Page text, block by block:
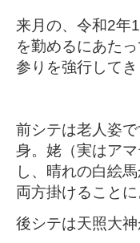
来月の、令和2年
を勤めるにあた
参りを強行してき
前シテは老人姿
身。姥（実はア
し、晴れの白絵
両方掛けることに
後シテは天照大